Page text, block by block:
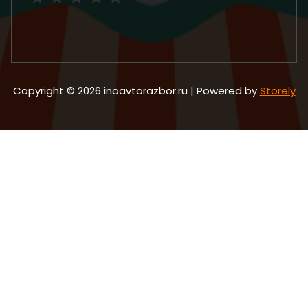
Copyright © 2026 inoavtorazbor.ru | Powered byStorely